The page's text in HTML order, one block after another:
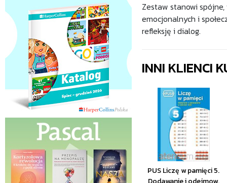
Zestaw stanowi
emocjonalnych i
refleksję i dialog.
INNI KLIENCI
PUS Liczę w pamięci 5.